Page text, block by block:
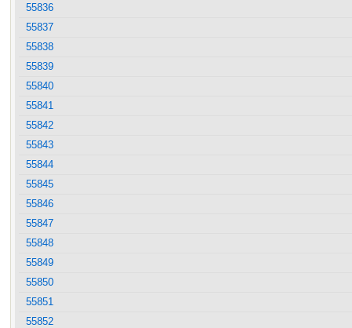
55836
55837
55838
55839
55840
55841
55842
55843
55844
55845
55846
55847
55848
55849
55850
55851
55852